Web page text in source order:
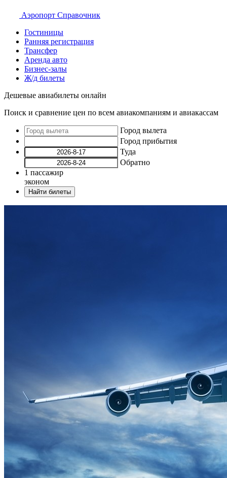
Аэропорт Справочник
Гостиницы
Ранняя регистрация
Трансфер
Аренда авто
Бизнес-залы
Ж/д билеты
Дешевые авиабилеты онлайн
Поиск и сравнение цен по всем авиакомпаниям и авиакассам
Город вылета
Город прибытия
Туда
Обратно
1 пассажир
эконом
Найти билеты